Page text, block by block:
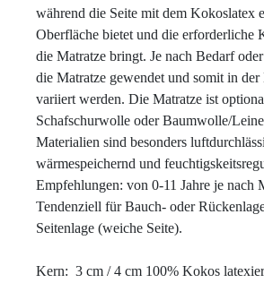
während die Seite mit dem Kokoslatex
Oberfläche bietet und die erforderliche
die Matratze bringt. Je nach Bedarf
die Matratze gewendet und somit in
variiert werden. Die Matratze ist
Schafschurwolle oder Baumwolle/
Materialien sind besonders
wärmespeichernd und
Empfehlungen: von 0-11 Jahre je nach
Tendenziell für Bauch- oder
Seitenlage (weiche Seite).
Kern:  3 cm / 4 cm 100% Kokos